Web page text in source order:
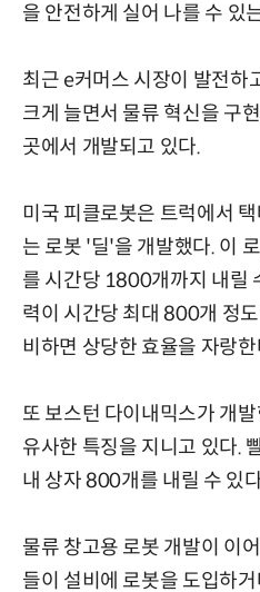
을 안전하게 실어 나를 수 있
최근 e커머스 시장이 발전하
크게 늘면서 물류 혁신을 구
곳에서 개발되고 있다.
미국 피클로봇은 트럭에서
는 로봇 '딜'을 개발했다. 이
를 시간당 1800개까지 내릴
력이 시간당 최대 800개 정
비하면 상당한 효율을 자랑한
또 보스턴 다이내믹스가 개
유사한 특징을 지니고 있다.
내 상자 800개를 내릴 수 있
물류 창고용 로봇 개발이 이
들이 설비에 로봇을 도입하